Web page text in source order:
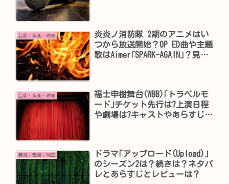
芸能・音楽・映画
炎炎ノ消防隊 2期のアニメはい
つから放送開始？OP ED曲や主題
歌はAimer｢SPARK-AGAIN｣？見逃
芸能・音楽・映画
福士申樹舞台(WBB)｢トラベルモ
ード｣チケット先行は?上演日程
や劇場は?キャストやあらすじ
芸能・音楽・映画
ドラマ｢アップロード(Upload)｣
のシーズン2は？続きは？ネタバ
レとあらすじとレビューは？